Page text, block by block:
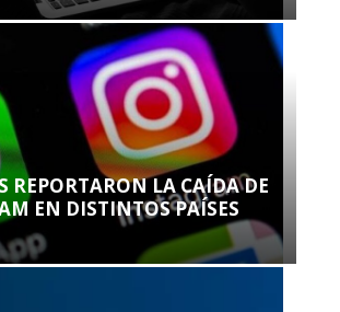
REPORTARON LA CAÍDA DE
EN DISTINTOS PAÍSES